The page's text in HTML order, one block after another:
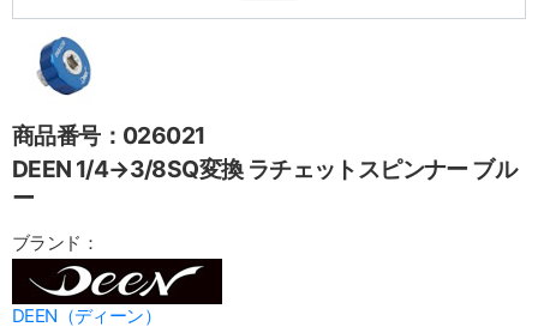
商品番号：026021
DEEN 1/4→3/8SQ変換 ラチェットスピンナー ブル
ー
ブランド：
DEEN（ディーン）